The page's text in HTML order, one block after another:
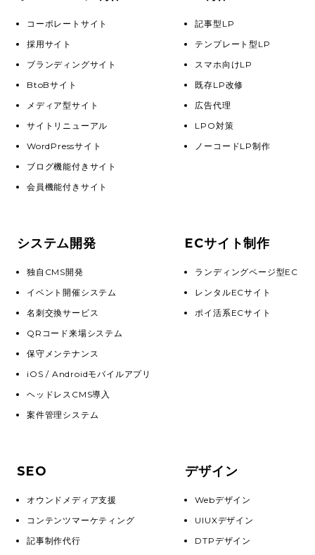
コーポレートサイト
採用サイト
ブランディングサイト
BtoBサイト
メディア型サイト
サイトリニューアル
WordPressサイト
ブログ機能付きサイト
会員機能付きサイト
記事型LP
テンプレート型LP
スマホ向けLP
既存LP改修
広告代理
LPO対策
ノーコードLP制作
システム開発
独自CMS開発
イベント開催システム
名刺交換サービス
QRコード来場システム
保守メンテナンス
iOS / Androidモバイルアプリ
ヘッドレスCMS導入
案件管理システム
ECサイト制作
ランディングページ型EC
レンタルECサイト
ポイ活系ECサイト
SEO
オウンドメディア支援
コンテンツマーケティング
記事制作代行
デザイン
Webデザイン
UIUXデザイン
DTPデザイン